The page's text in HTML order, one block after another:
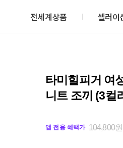
전세계상품 셀러이
타미힐피거 여
니트 조끼 (3컬
앱 전용 혜택가 104,800원